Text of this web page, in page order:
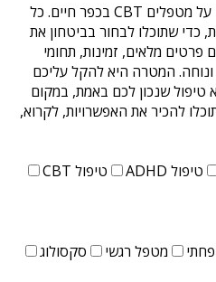
על מטפלים CBT בכפר חיים
. כל
כדי שתוכלו לבחור בביטחון את
מלאים, זמינות, תחומי
ונוחה. המטרה היא להקל עליכם
שנכון לכם באמת, במקום
להכיר את האפשרויות, לקרוא,
טיפול ADHD
טיפול CBT
מטפל רגשי
סקסולוג